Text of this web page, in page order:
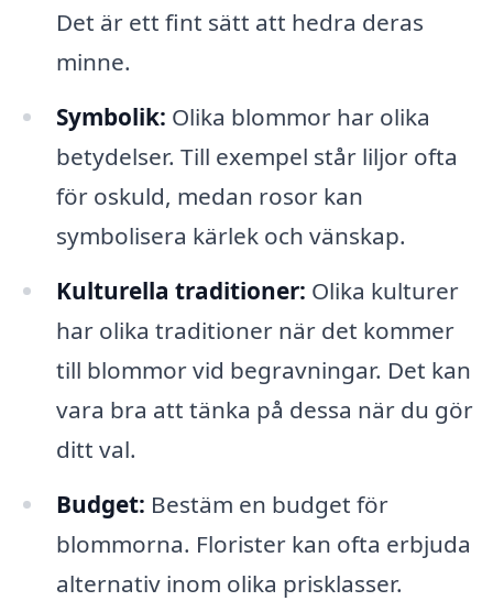
Det är ett fint sätt att hedra deras
minne.
Symbolik: Olika blommor har olika
betydelser. Till exempel står liljor ofta
för oskuld, medan rosor kan
symbolisera kärlek och vänskap.
Kulturella traditioner: Olika kulturer
har olika traditioner när det kommer
till blommor vid begravningar. Det kan
vara bra att tänka på dessa när du gör
ditt val.
Budget: Bestäm en budget för
blommorna. Florister kan ofta erbjuda
alternativ inom olika prisklasser.